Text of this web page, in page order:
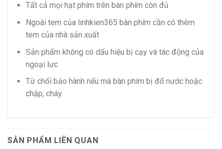
Tất cả mọi hạt phím trên bàn phím còn đủ
Ngoài tem của linhkien365 bàn phím cần có thêm
tem của nhà sản xuất
Sản phẩm không có dấu hiệu bị cạy và tác động của
ngoại lực
Từ chối bảo hành nếu mà bàn phím bị đổ nước hoặc
chập, cháy.
SẢN PHẨM LIÊN QUAN